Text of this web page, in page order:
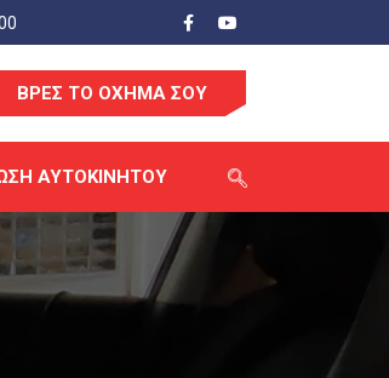
ΒΡΕΣ ΤΟ ΟΧΗΜΑ ΣΟΥ
ΑΥΤΟΚΙΝΉΤΟΥ